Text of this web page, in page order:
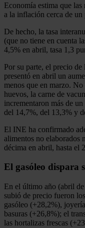
Economía estima que las
a la inflación cerca de un
De hecho, la tasa
(que no tiene en cuenta
4,5% en abril, tasa 1,3
Por su parte, el precio
presentó en abril un
menos que en marzo.
huevos, la carne de
incrementaron más de
del 14,7%, del 13,3% y
El INE ha confirmado
alimentos no elaborados
décima en abril, hasta el
El gasóleo dispara
En el último año (abril
subió de precio fueron
gasóleo (+28,2%),
basuras (+26,8%); el
las hortalizas frescas